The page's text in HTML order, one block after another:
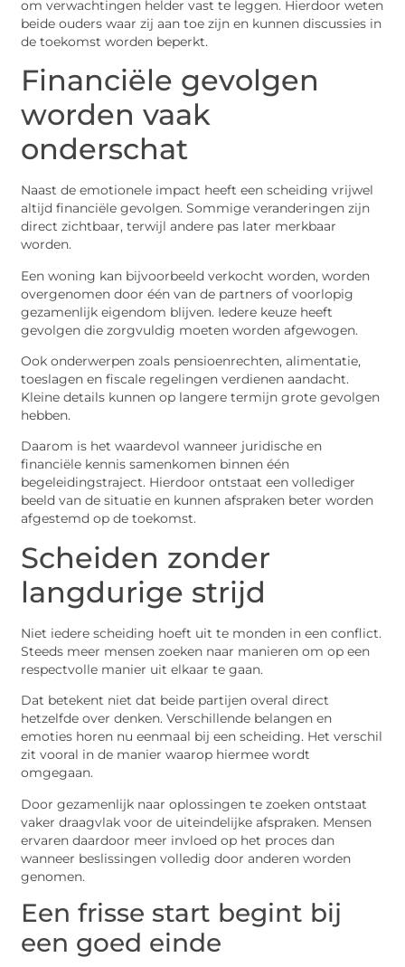
om verwachtingen helder vast te leggen. Hierdoor weten
beide ouders waar zij aan toe zijn en kunnen discussies in
de toekomst worden beperkt.
Financiële gevolgen
worden vaak
onderschat
Naast de emotionele impact heeft een scheiding vrijwel
altijd financiële gevolgen. Sommige veranderingen zijn
direct zichtbaar, terwijl andere pas later merkbaar
worden.
Een woning kan bijvoorbeeld verkocht worden, worden
overgenomen door één van de partners of voorlopig
gezamenlijk eigendom blijven. Iedere keuze heeft
gevolgen die zorgvuldig moeten worden afgewogen.
Ook onderwerpen zoals pensioenrechten, alimentatie,
toeslagen en fiscale regelingen verdienen aandacht.
Kleine details kunnen op langere termijn grote gevolgen
hebben.
Daarom is het waardevol wanneer juridische en
financiële kennis samenkomen binnen één
begeleidingstraject. Hierdoor ontstaat een vollediger
beeld van de situatie en kunnen afspraken beter worden
afgestemd op de toekomst.
Scheiden zonder
langdurige strijd
Niet iedere scheiding hoeft uit te monden in een conflict.
Steeds meer mensen zoeken naar manieren om op een
respectvolle manier uit elkaar te gaan.
Dat betekent niet dat beide partijen overal direct
hetzelfde over denken. Verschillende belangen en
emoties horen nu eenmaal bij een scheiding. Het verschil
zit vooral in de manier waarop hiermee wordt
omgegaan.
Door gezamenlijk naar oplossingen te zoeken ontstaat
vaker draagvlak voor de uiteindelijke afspraken. Mensen
ervaren daardoor meer invloed op het proces dan
wanneer beslissingen volledig door anderen worden
genomen.
Een frisse start begint bij
een goed einde